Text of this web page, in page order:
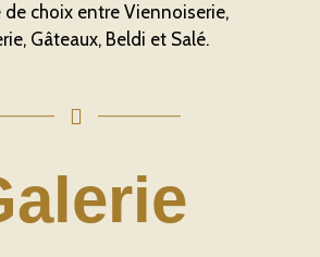
choix entre Viennoiserie,
Gâteaux, Beldi et Salé.